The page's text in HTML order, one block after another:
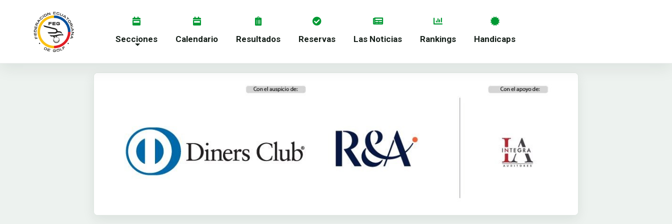
Secciones Calendario Resultados Reservas Las Noticias Rankings Handicaps